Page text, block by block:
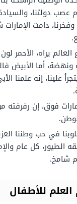
عصب دولتنا،
وفخرنا، دامت
العالم يراه، الأحمر
ونهضة، أما الأبيض
علينا، إنه علمنا
فوق، إن
في حب وطننا
كل عام
شامخ.
للأطفال